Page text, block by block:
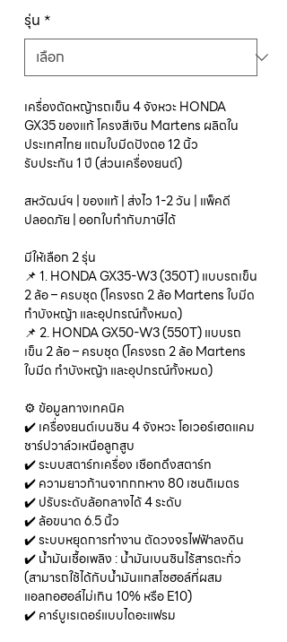
รุ่น *
เครื่องตัดหญ้ารถเข็น 4 จังหวะ HONDA
GX35 ของแท้ โครงสีเงิน Martens ผลิตใน
ประเทศไทย แถมใบมีดปังตอ 12 นิ้ว
รับประกัน 1 ปี (ส่วนเครื่องยนต์)
สหวัฒน์ฯ | ของแท้ | ส่งไว 1-2 วัน | แพ็คดี
ปลอดภัย | ออกใบกำกับภาษีได้
มีให้เลือก 2 รุ่น
📌 1. HONDA GX35-W3 (350T) แบบรถเข็น
2 ล้อ – ครบชุด (โครงรถ 2 ล้อ Martens ใบมีด
กำบังหญ้า และอุปกรณ์ทั้งหมด)
📌 2. HONDA GX50-W3 (550T) แบบรถ
เข็น 2 ล้อ – ครบชุด (โครงรถ 2 ล้อ Martens
ใบมีด กำบังหญ้า และอุปกรณ์ทั้งหมด)
⚙️ ข้อมูลทางเทคนิค
✔️ เครื่องยนต์เบนซิน 4 จังหวะ โอเวอร์เฮดแคม
ชาร์ปวาล์วเหนือลูกสูบ
✔️ ระบบสตาร์ทเครื่อง เชือกดึงสตาร์ท
✔️ ความยาวก้านจากกกหาง 80 เซนติเมตร
✔️ ปรับระดับล้อกลางได้ 4 ระดับ
✔️ ล้อขนาด 6.5 นิ้ว
✔️ ระบบหยุดการทำงาน ตัดวงจรไฟฟ้าลงดิน
✔️ น้ำมันเชื้อเพลิง : น้ำมันเบนซินไร้สารตะกั่ว
(สามารถใช้ได้กับน้ำมันแกสโซฮอล์ที่ผสม
แอลกอฮอล์ไม่เกิน 10% หรือ E10)
✔️ คาร์บูเรเตอร์แบบไดอะแฟรม